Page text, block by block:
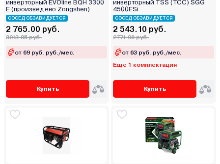
инверторный EVOline BQH 3300
E (произведено Zongshen)
СОСЕД ОБЗАВИДУЕТСЯ
2 765.00 руб.
3013.85 руб.
от 69 руб. руб./мес.
Купить
инверторный TSS (ТСС) SGG
4500ESi
СОСЕД ОБЗАВИДУЕТСЯ
2 543.10 руб.
2771.98 руб.
от 63 руб. руб./мес.
Еще 1 комплектация
Купить